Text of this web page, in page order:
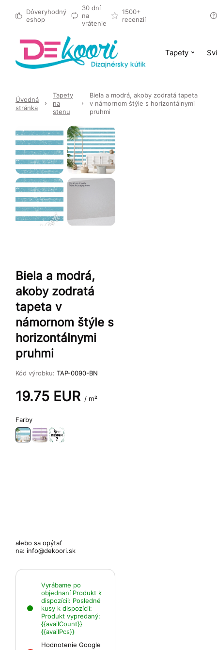
Dôveryhodný
eshop
30 dní
na
vrátenie
1500+
recenzií
Tapety
Úvodná
stránka
Tapety
na
stenu
Biela a modrá, akoby zodratá tapeta
v námornom štýle s horizontálnymi
pruhmi
Biela a modrá,
akoby zodratá
tapeta v
námornom štýle s
horizontálnymi
pruhmi
Kód výrobku: TAP-0090-BN
19.75 EUR / m²
Farby
alebo sa opýtať
na: info@dekoori.sk
Vyrábame po
objednaní Produkt k
dispozícii: Posledné
kusy k dispozícii:
Produkt vypredaný:
{{availCount}}
{{availPcs}}
Hodnotenie Google